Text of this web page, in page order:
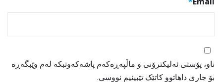
ناو، پۆستی ئەلیکترۆنی و ماڵپەڕەکەم پاشەکەوتبکە لەم وێبگەڕە
بۆ جاری داهاتوو کاتێک تێبینیم نووسی.